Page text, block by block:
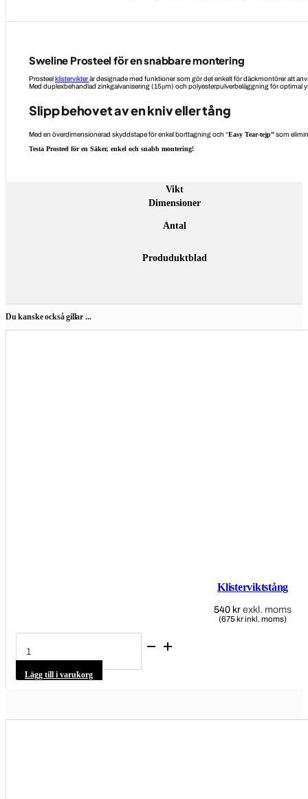
Sweline Prosteel för en snabbare montering
Prosteelklistervikterär designade med funktioner som gör det enkelt för däckmontörer att
Med duplexbehandlad zinkgalvanisering (15μm) och polyesterpulverbeläggning för optimal
Slipp behovet av en kniv eller tång
Med en överdimensionerad skyddstape för enkel borttagning och “Easy Tear-tejp”som
Testa Prosteel för en Säker, enkel och snabb montering!
Vikt
Dimensioner
Antal
Produduktblad
Du kanske också gillar ...
Klisterviktstång
540 kr exkl. moms
(675 kr inkl. moms)
Klisterviktstång
mängd
Lägg till i varukorg